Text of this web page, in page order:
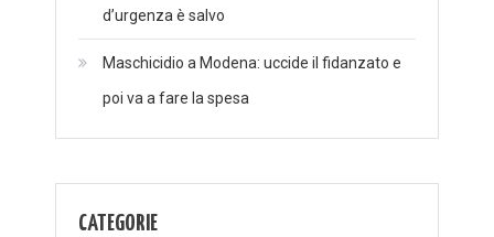
d’urgenza è salvo
Maschicidio a Modena: uccide il fidanzato e
poi va a fare la spesa
CATEGORIE